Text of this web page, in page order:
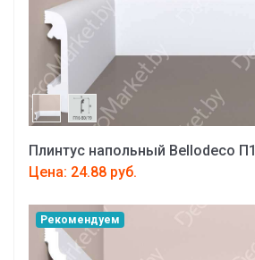
Плинтус напольный Bellodeco
Цена: 24.88 руб.
Рекомендуем